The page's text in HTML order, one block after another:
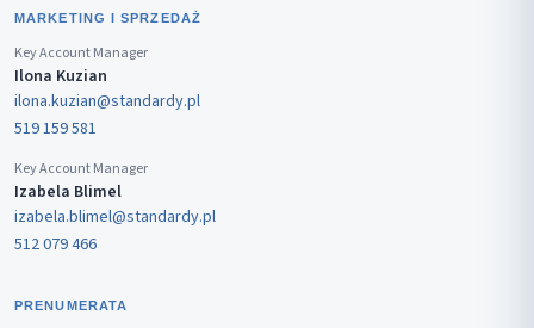
MARKETING I SPRZEDAŻ
Key Account Manager
Ilona Kuzian
ilona.kuzian@standardy.pl
519 159 581
Key Account Manager
Izabela Blimel
izabela.blimel@standardy.pl
512 079 466
PRENUMERATA